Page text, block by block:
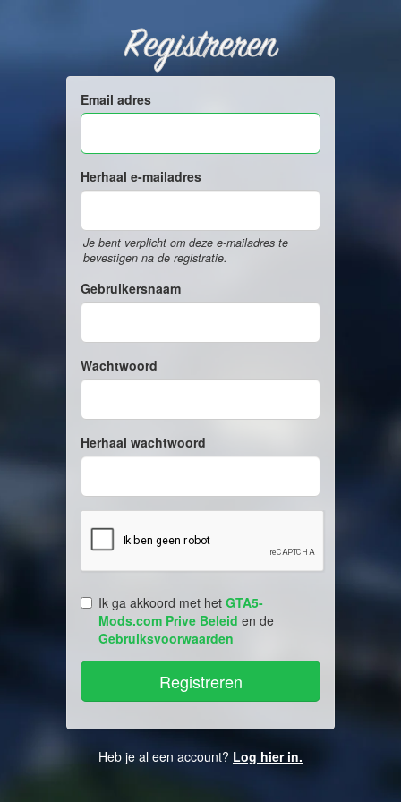
Registreren
Email adres
Herhaal e-mailadres
Je bent verplicht om deze e-mailadres te
bevestigen na de registratie.
Gebruikersnaam
Wachtwoord
Herhaal wachtwoord
Ik ga akkoord met het GTA5-
Mods.com Prive Beleid en de
Gebruiksvoorwaarden
Heb je al een account? Log hier in.